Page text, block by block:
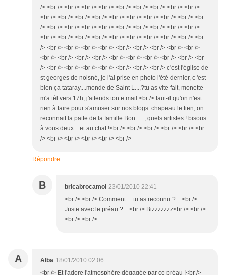
/> <br /> <br /> <br /> <br /> <br /> <br /> <br /> <br /> <br />
<br /> <br /> <br /> <br /> <br /> <br /> <br /> <br /> <br /> <br
/> <br /> <br /> <br /> <br /> <br /> <br /> <br /> <br /> <br />
<br /> <br /> <br /> <br /> <br /> <br /> <br /> <br /> <br /> <br
/> <br /> <br /> <br /> <br /> <br /> <br /> <br /> <br /> <br />
<br /> <br /> <br /> <br /> <br /> <br /> <br /> <br /> <br /> <br
/> <br /> <br /> <br /> <br /> <br /> <br /> <br /> c'est l'église de
st georges de noisné, je l'ai prise en photo l'été dernier, c 'est
bien ça tataray....monde de Saint L....?tu as vite fait, monette
m'a tél vers 17h, j'attends ton e.mail.<br /> faut-il qu'on n'est
rien à faire pour s'amuser sur nos blogs. chapeau le tien, on
reconnait la patte de la famille Bon......, quels artistes ! bisous
à vous deux ...et au chat !<br /> <br /> <br /> <br /> <br /> <br
/> <br /> <br /> <br /> <br /> <br />
Répondre
B bricabrocamoi 23/01/2010 22:41
<br /> <br /> Comment ... tu as reconnu ? ...<br />
Juste avec le préau ? ...<br /> Bizzzzzzz<br /> <br />
<br /> <br />
A Alba 18/01/2010 02:06
<br /> Et j'adore l'atmosphère dégagée par ce préau !<br />